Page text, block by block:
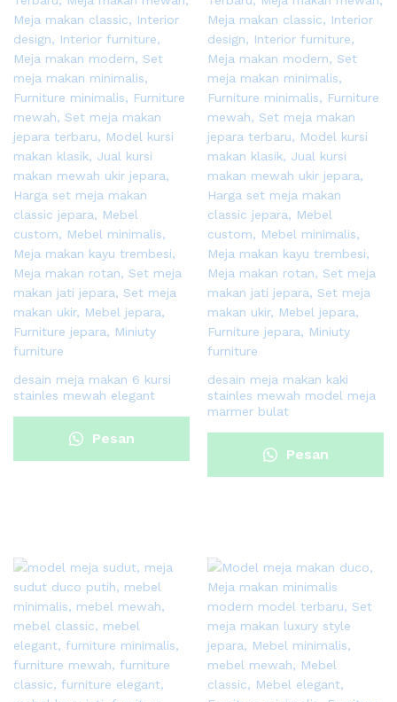
desain meja makan 6 kursi
stainles mewah elegant
Pesan
desain meja makan kaki
stainles mewah model meja
marmer bulat
Pesan